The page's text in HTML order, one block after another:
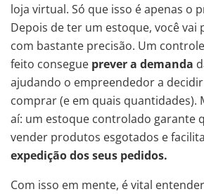
loja virtual. Só que isso é apenas o
Depois de ter um estoque, você vai
com bastante precisão. Um
feito consegue prever a demanda
ajudando o empreendedor a
comprar (e em quais quantidades).
aí: um estoque controlado garante
vender produtos esgotados e
expedição dos seus pedidos.
Com isso em mente, é vital